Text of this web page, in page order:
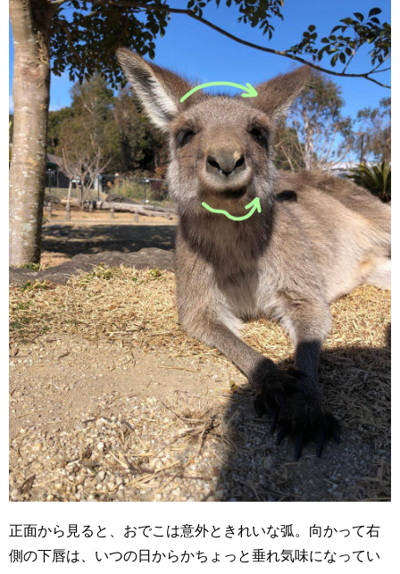
正面から見ると、おでこは意外ときれいな弧。向かって右
側の下唇は、いつの日からかちょっと垂れ気味になってい